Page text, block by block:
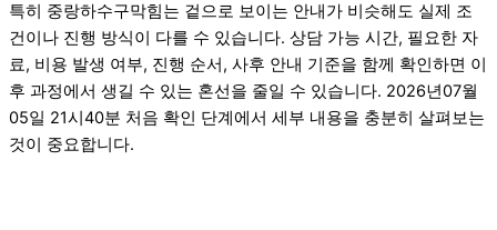
특히 중랑하수구막힘는 겉으로 보이는 안내가 비슷해도 실제 조
건이나 진행 방식이 다를 수 있습니다. 상담 가능 시간, 필요한 자
료, 비용 발생 여부, 진행 순서, 사후 안내 기준을 함께 확인하면 이
후 과정에서 생길 수 있는 혼선을 줄일 수 있습니다. 2026년07월
05일 21시40분 처음 확인 단계에서 세부 내용을 충분히 살펴보는
것이 중요합니다.